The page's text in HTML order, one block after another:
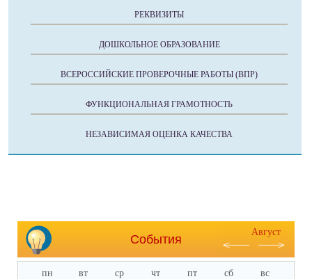
РЕКВИЗИТЫ
ДОШКОЛЬНОЕ ОБРАЗОВАНИЕ
ВСЕРОССИЙСКИЕ ПРОВЕРОЧНЫЕ РАБОТЫ (ВПР)
ФУНКЦИОНАЛЬНАЯ ГРАМОТНОСТЬ
НЕЗАВИСИМАЯ ОЦЕНКА КАЧЕСТВА
События
Август
пн вт ср чт пт сб вс